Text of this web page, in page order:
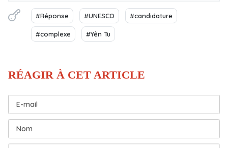
#Réponse #UNESCO #candidature
#complexe #Yên Tu